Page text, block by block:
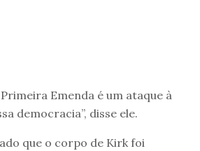
Emenda é um ataque à
democracia”, disse ele.
que o corpo de Kirk foi